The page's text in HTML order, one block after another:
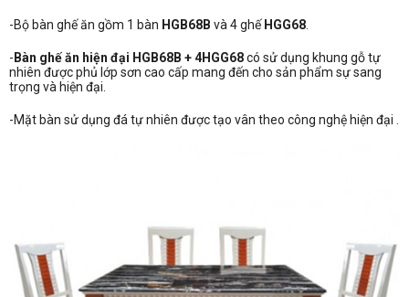
-Bộ bàn ghế ăn gồm 1 bàn HGB68B và 4 ghế HGG68
- Bàn ghế ăn hiện đại HGB68B + 4HGG68có sử dụng khung gỗ tự
nhiên được phủ lớp sơn cao cấp mang đến cho sản phẩm sự sang
trọng và hiện đại.
-Mặt bàn sử dụng đá tự nhiên được tạo vân theo công nghệ hiện đại .